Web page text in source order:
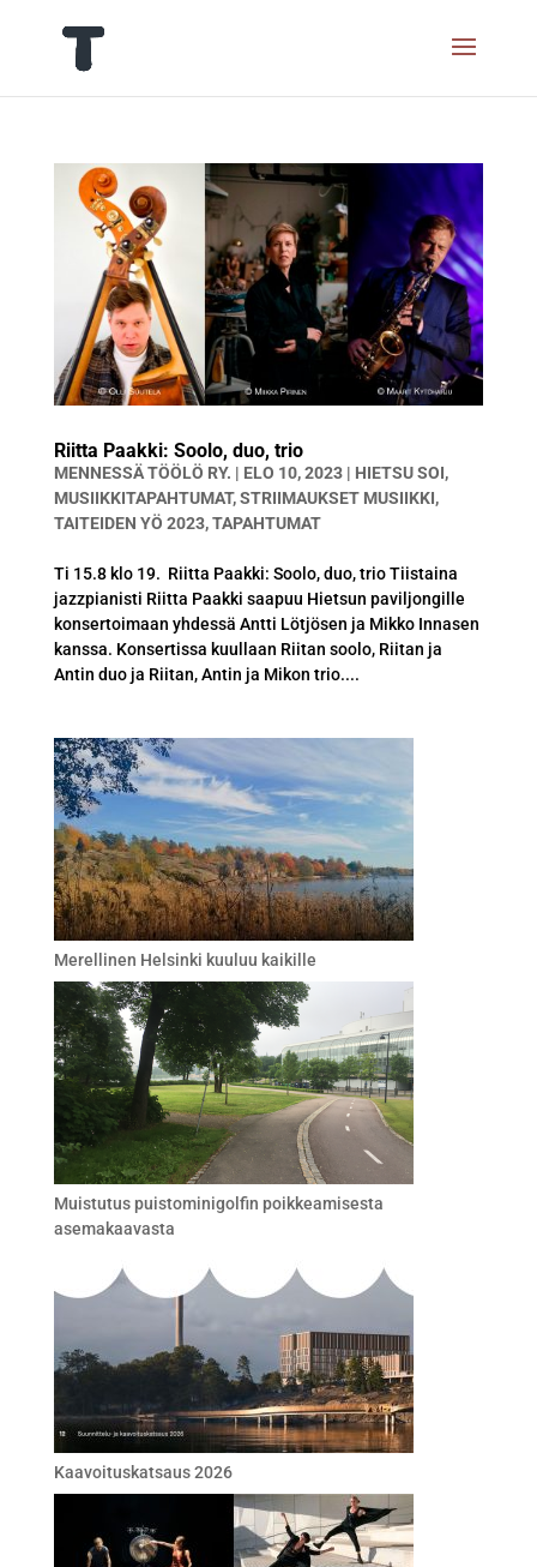
Riitta Paakki: Soolo, duo, trio
MENNESSÄTÖÖLÖ RY. | ELO 10, 2023| HIETSU SOI,
MUSIIKKITAPAHTUMAT,STRIIMAUKSET MUSIIKKI,
TAITEIDEN YÖ 2023,TAPAHTUMAT
Ti 15.8 klo 19. Riitta Paakki: Soolo, duo, trio Tiistaina
jazzpianisti Riitta Paakki saapuu Hietsun paviljongille
konsertoimaan yhdessä Antti Lötjösen ja Mikko Innasen
kanssa. Konsertissa kuullaan Riitan soolo, Riitan ja
Antin duo ja Riitan, Antin ja Mikon trio....
Merellinen Helsinki kuuluu kaikille
Muistutus puistominigolfin poikkeamisesta
asemakaavasta
Kaavoituskatsaus 2026